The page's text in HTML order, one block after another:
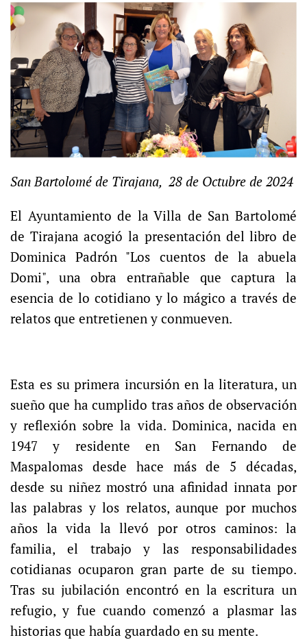
San Bartolomé de Tirajana, 28 de Octubre de 2024
El Ayuntamiento de la Villa de San Bartolomé
de Tirajana acogió la presentación del libro de
Dominica Padrón "Los cuentos de la abuela
Domi", una obra entrañable que captura la
esencia de lo cotidiano y lo mágico a través de
relatos que entretienen y conmueven.
Esta es su primera incursión en la literatura, un
sueño que ha cumplido tras años de observación
y reflexión sobre la vida. Dominica, nacida en
1947 y residente en San Fernando de
Maspalomas desde hace más de 5 décadas,
desde su niñez mostró una afinidad innata por
las palabras y los relatos, aunque por muchos
años la vida la llevó por otros caminos: la
familia, el trabajo y las responsabilidades
cotidianas ocuparon gran parte de su tiempo.
Tras su jubilación encontró en la escritura un
refugio, y fue cuando comenzó a plasmar las
historias que había guardado en su mente.